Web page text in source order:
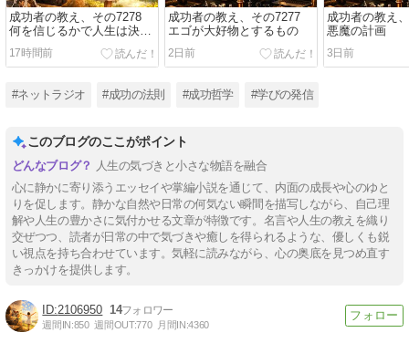
成功者の教え、その7278
何を信じるかで人生は決ま
17時間前
成功者の教え、その7277
エゴが大好物とするもの
2日前
成功者の教え
悪魔の計画
3日前
#ネットラジオ #成功の法則 #成功哲学 #学びの発信
このブログのここがポイント
人生の気づきと小さな物語を融合
心に静かに寄り添うエッセイや掌編小説を通じて、内面の成長や心のゆと
りを促します。静かな自然や日常の何気ない瞬間を描写しながら、自己理
解や人生の豊かさに気付かせる文章が特徴です。名言や人生の教えを織り
交ぜつつ、読者が日常の中で気づきや癒しを得られるような、優しくも鋭
い視点を持ち合わせています。気軽に読みながら、心の奥底を見つめ直す
きっかけを提供します。
2106950 14
週間IN:850 週間OUT:770 月間IN:4360